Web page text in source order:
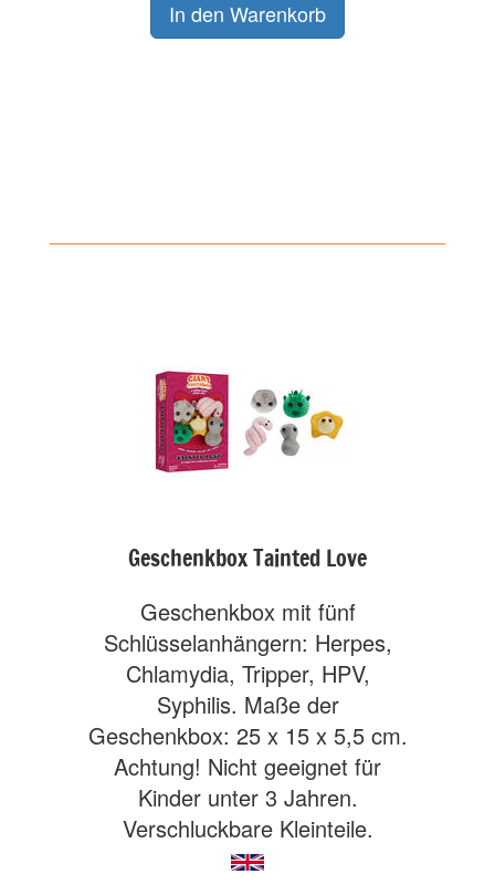
Geschenkbox Tainted Love
Geschenkbox mit fünf
Schlüsselanhängern: Herpes,
Chlamydia, Tripper, HPV,
Syphilis. Maße der
Geschenkbox: 25 x 15 x 5,5 cm.
Achtung! Nicht geeignet für
Kinder unter 3 Jahren.
Verschluckbare Kleinteile.